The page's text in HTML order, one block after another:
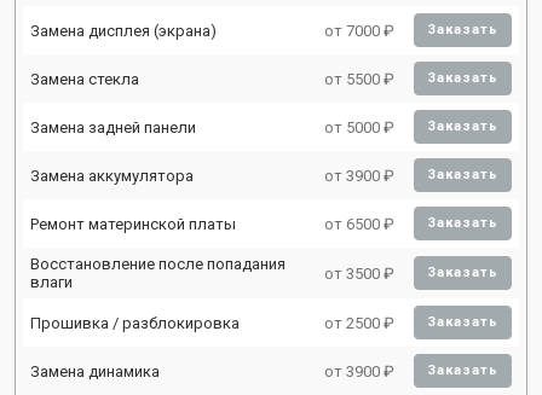
Замена дисплея (экрана) от 7000 ₽ Заказать
Замена стекла от 5500 ₽ Заказать
Замена задней панели от 5000 ₽ Заказать
Замена аккумулятора от 3900 ₽ Заказать
Ремонт материнской платы от 6500 ₽ Заказать
Восстановление после попадания
влаги
от 3500 ₽ Заказать
Прошивка / разблокировка от 2500 ₽ Заказать
Замена динамика от 3900 ₽ Заказать